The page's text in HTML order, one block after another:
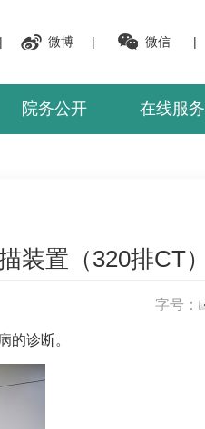
| 微博 | 微信 |
院务公开 在线服务
装置（320排CT）
字号：
的诊断。